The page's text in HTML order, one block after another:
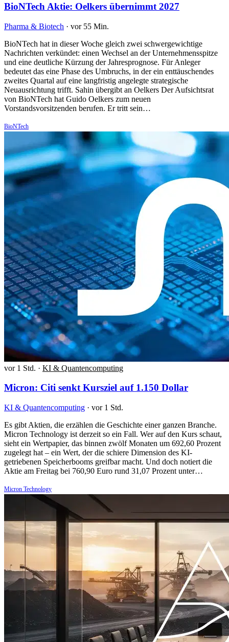
BioNTech Aktie: Oelkers übernimmt 2027
Pharma & Biotech · vor 55 Min.
BioNTech hat in dieser Woche gleich zwei schwergewichtige
Nachrichten verkündet: einen Wechsel an der Unternehmensspitze
und eine deutliche Kürzung der Jahresprognose. Für Anleger
bedeutet das eine Phase des Umbruchs, in der ein enttäuschendes
zweites Quartal auf eine langfristig angelegte strategische
Neuausrichtung trifft. Sahin übergibt an Oelkers Der Aufsichtsrat
von BioNTech hat Guido Oelkers zum neuen
Vorstandsvorsitzenden berufen. Er tritt sein…
BioNTech
vor 1 Std. · KI & Quantencomputing
Micron: Citi senkt Kursziel auf 1.150 Dollar
KI & Quantencomputing · vor 1 Std.
Es gibt Aktien, die erzählen die Geschichte einer ganzen Branche.
Micron Technology ist derzeit so ein Fall. Wer auf den Kurs schaut,
sieht ein Wertpapier, das binnen zwölf Monaten um 692,60 Prozent
zugelegt hat – ein Wert, der die schiere Dimension des KI-
getriebenen Speicherbooms greifbar macht. Und doch notiert die
Aktie am Freitag bei 760,90 Euro rund 31,07 Prozent unter…
Micron Technology